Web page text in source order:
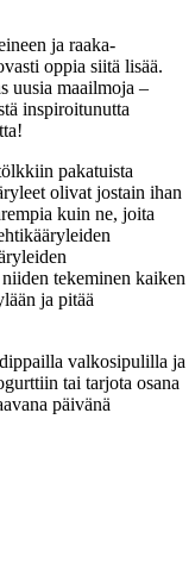
ja raaka-
oppia siitä lisää.
uusia maailmoja –
inspiroitunutta
pakatuista
olivat jostain ihan
kuin ne, joita
tekeminen kaiken
ja pitää
valkosipulilla ja
tai tarjota osana
päivänä